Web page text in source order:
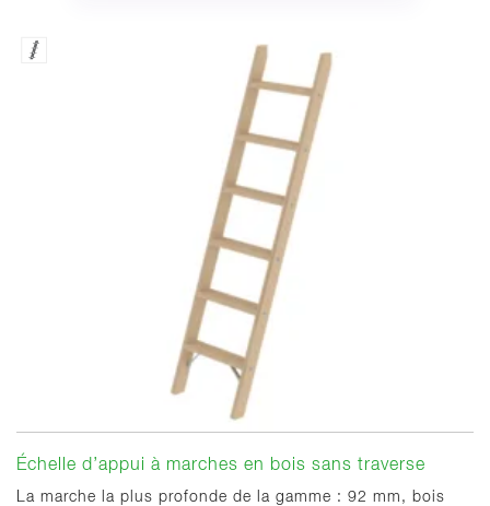
Échelle d’appui à marches en bois sans traverse
La marche la plus profonde de la gamme : 92 mm, bois